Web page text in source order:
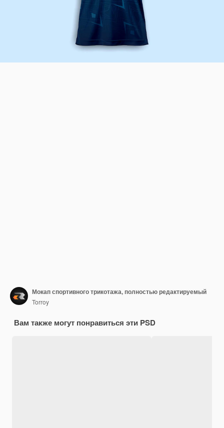
Мокап спортивного трикотажа, полностью редактируемый
Torroy
Вам также могут понравиться эти PSD